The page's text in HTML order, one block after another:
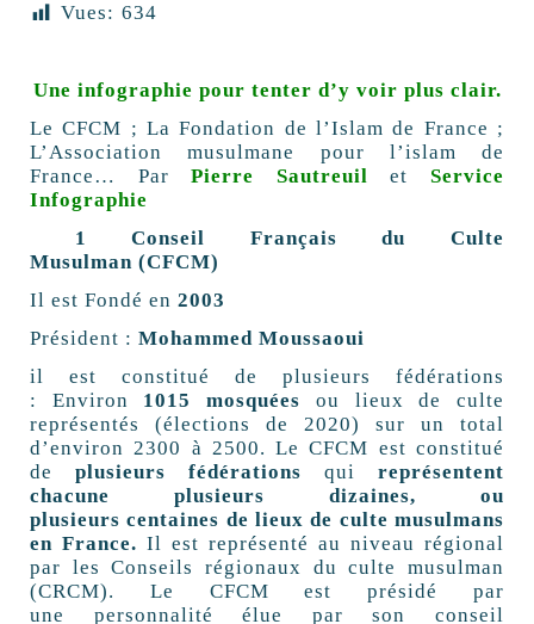
Vues: 634
Une infographie pour tenter d’y voir plus clair.
Le CFCM ; La Fondation de l’Islam de France ;
L’Association musulmane pour l’islam de
France… ParPierre Sautreuil etService
Infographie
1Conseil Français du Culte
Musulman (CFCM)
Il est Fondé en 2003
Président : Mohammed Moussaoui
il est constitué de plusieurs fédérations
: Environ 1015 mosquées ou lieux de culte
représentés (élections de 2020) sur un total
d’environ 2300 à 2500. Le CFCM est constitué
de plusieurs fédérations quireprésentent
chacune plusieurs dizaines, ou
plusieurscentaines de lieux de culte musulmans
en France. Il est représenté au niveau régional
par les Conseils régionaux du culte musulman
(CRCM). Le CFCM est présidé par
une personnalité élue par son conseil